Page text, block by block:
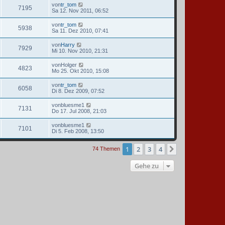
7195 vontr_tom
Sa 12. Nov 2011, 06:52
5938 vontr_tom
Sa 11. Dez 2010, 07:41
7929 vonHarry
Mi 10. Nov 2010, 21:31
4823 vonHolger
Mo 25. Okt 2010, 15:08
6058 vontr_tom
Di 8. Dez 2009, 07:52
7131 vonbluesme1
Do 17. Jul 2008, 21:03
7101 vonbluesme1
Di 5. Feb 2008, 13:50
74 Themen 1 2 3 4
Gehe zu